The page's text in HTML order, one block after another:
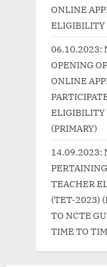
ONLINE
ELIGIBILITY
06.10.2023:
OPENING
ONLINE
(PRIMARY)
14.09.2023:
TEACHER
(TET-2023)
TO NCTE
TIME TO